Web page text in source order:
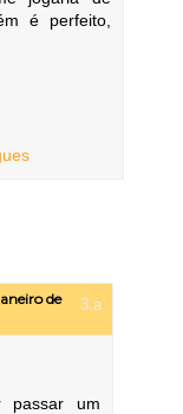
é perfeito,
de
passar um